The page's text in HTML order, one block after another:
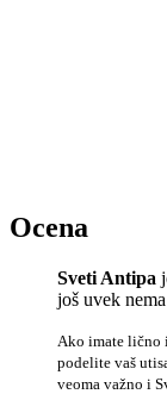
Ocena
Sveti Antipa
još uvek
Ako imate lično
podelite vaš
veoma važno i